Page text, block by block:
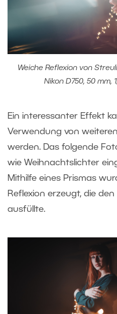
Weiche Reflexion von
Nikon D750, 50 mm,
Ein interessanter Effekt
Verwendung von
werden. Das folgende
wie Weihnachtslichter
Mithilfe eines Prismas
Reflexion erzeugt, die
ausfüllte.